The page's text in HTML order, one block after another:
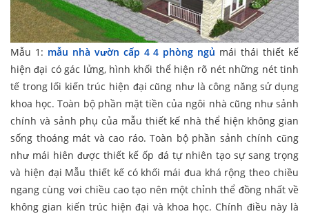
Mẫu 1: mẫu nhà vườn cấp 4 4 phòng ngủ mái thái thiết kế
hiện đại có gác lửng, hình khối thể hiện rõ nét những nét tinh
tế trong lối kiến trúc hiện đại cũng như là công năng sử dụng
khoa học. Toàn bộ phần mặt tiền của ngôi nhà cũng như sảnh
chính và sảnh phụ của mẫu thiết kế nhà thể hiện không gian
sống thoáng mát và cao ráo. Toàn bộ phần sảnh chính cũng
như mái hiên được thiết kế ốp đá tự nhiên tạo sự sang trọng
và hiện đại Mẫu thiết kế có khối mái đua khá rộng theo chiều
ngang cùng vơi chiều cao tạo nên một chỉnh thể đồng nhất về
không gian kiến trúc hiện đại và khoa học. Chính điều này là